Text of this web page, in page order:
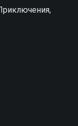
историй
хорошем HD